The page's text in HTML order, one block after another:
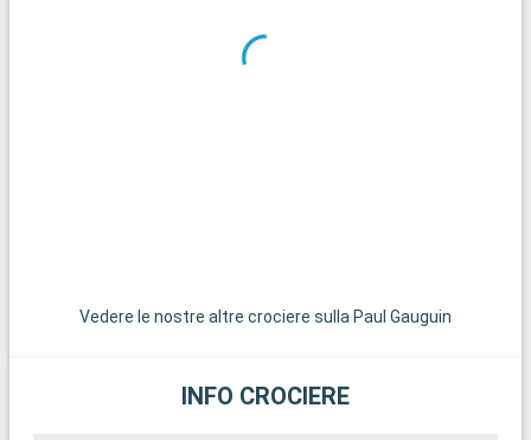
lo storico faro, è un luogo ricco di storia e di bellezze naturali.
La Valle di Papenoo, accessibile con un'escursione guidata,
Vedere le nostre altre crociere sulla Paul Gauguin
INFO CROCIERE